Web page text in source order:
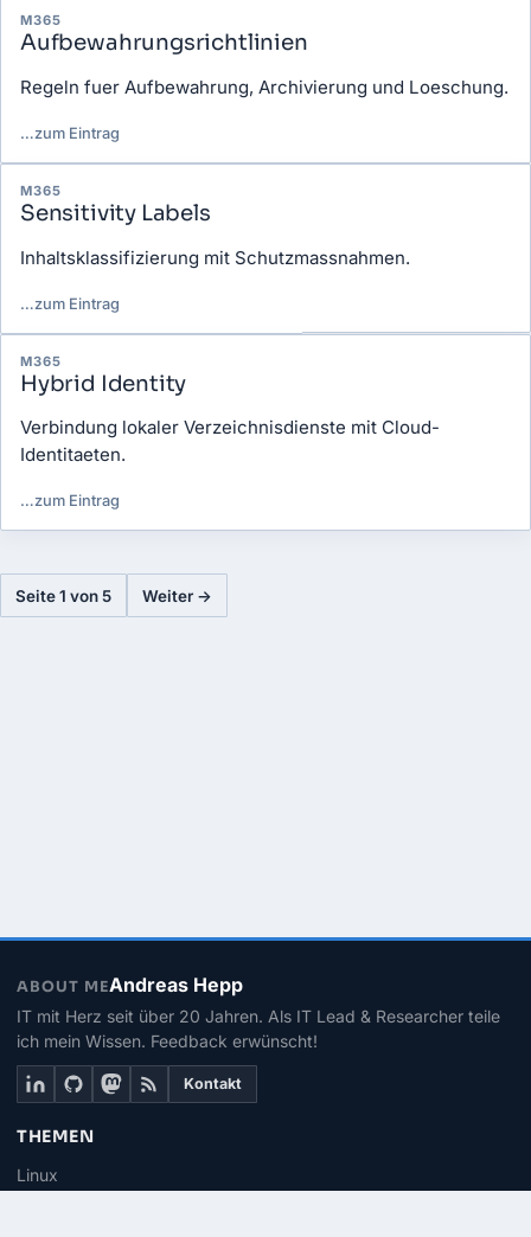
M365
Aufbewahrungsrichtlinien
Regeln fuer Aufbewahrung, Archivierung und Loeschung.
…zum Eintrag
M365
Sensitivity Labels
Inhaltsklassifizierung mit Schutzmassnahmen.
…zum Eintrag
M365
Hybrid Identity
Verbindung lokaler Verzeichnisdienste mit Cloud-
Identitaeten.
…zum Eintrag
Seite 1 von 5 Weiter →
ABOUT MEAndreas Hepp
IT mit Herz seit über 20 Jahren. Als IT Lead & Researcher teile
ich mein Wissen. Feedback erwünscht!
Kontakt
THEMEN
Linux